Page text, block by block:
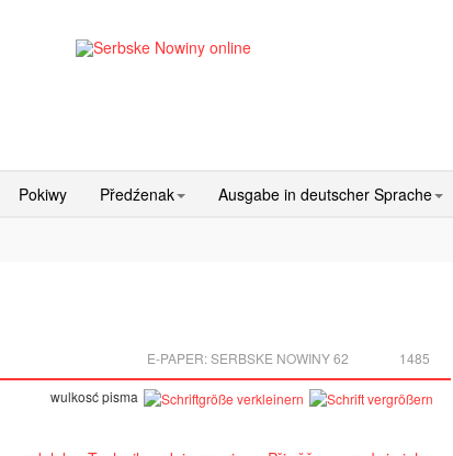
Pokiwy Předźenak Ausgabe in deutscher Sprache
1485
E-PAPER:SERBSKE NOWINY 62
wulkosć pisma